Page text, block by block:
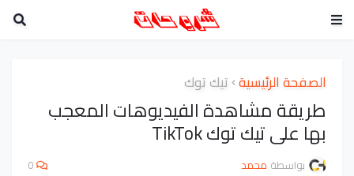
الصفحة الرئيسية تيك توك
طريقة مشاهدة الفيديوهات المعجب
بها على تيك توك TikTok
بواسطة محمد 0